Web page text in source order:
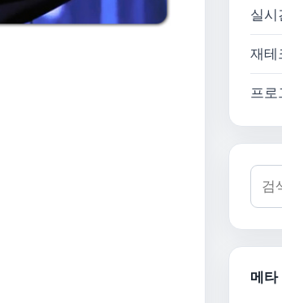
실시
재테
프로
검색
메타